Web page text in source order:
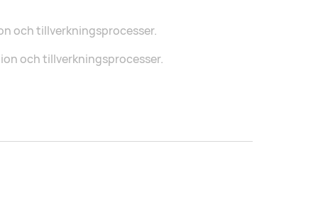
och tillverkningsprocesser.
och tillverkningsprocesser.